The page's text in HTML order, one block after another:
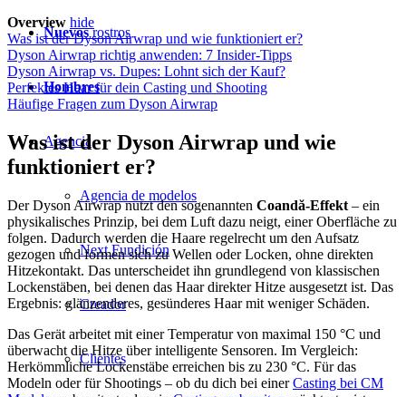
Nuevosrostros
Hombres
Agencia
Agencia de modelos
Next Fundición
Creador
Clientes
Overview hide
Was ist der Dyson Airwrap und wie funktioniert er?
Dyson Airwrap richtig anwenden: 7 Insider-Tipps
Dyson Airwrap vs. Dupes: Lohnt sich der Kauf?
Perfektes Haar für dein Casting und Shooting
Häufige Fragen zum Dyson Airwrap
Was ist der Dyson Airwrap und wie
funktioniert er?
Der Dyson Airwrap nutzt den sogenannten Coandă-Effekt – ein
physikalisches Prinzip, bei dem Luft dazu neigt, einer Oberfläche zu
folgen. Dadurch werden die Haare regelrecht um den Aufsatz
gezogen und formen sich zu Wellen oder Locken, ohne direkten
Hitzekontakt. Das unterscheidet ihn grundlegend von klassischen
Lockenstäben, bei denen das Haar direkter Hitze ausgesetzt ist. Das
Ergebnis: glänzenderes, gesünderes Haar mit weniger Schäden.
Das Gerät arbeitet mit einer Temperatur von maximal 150 °C und
überwacht die Hitze über intelligente Sensoren. Im Vergleich:
Herkömmliche Lockenstäbe erreichen bis zu 230 °C. Für das
Modeln oder für Shootings – ob du dich bei einerCasting bei CM